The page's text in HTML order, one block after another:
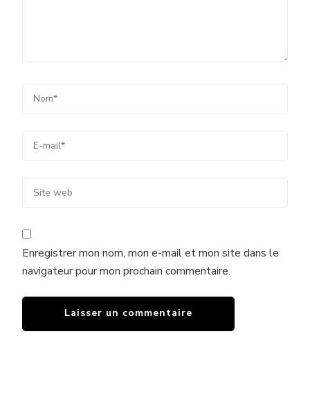
Enregistrer mon nom, mon e-mail et mon site dans le
navigateur pour mon prochain commentaire.